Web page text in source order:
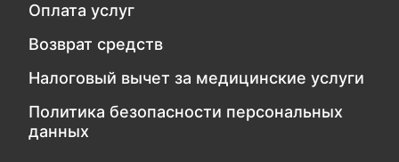
Оплата услуг
Возврат средств
Налоговый вычет за медицинские услуги
Политика безопасности персональных
данных